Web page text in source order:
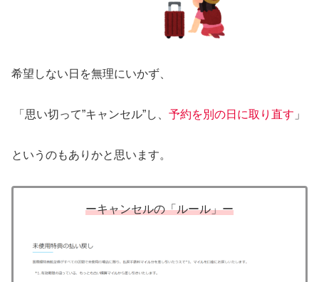
希望しない日を無理にいかず、
「思い切って”キャンセル”し、 予約を別の日に取り直す 」
というのもありかと思います。
ーキャンセルの「ルール」ー